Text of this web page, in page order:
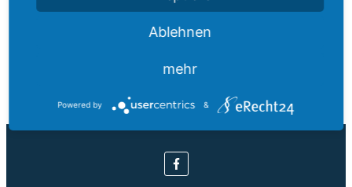
Ablehnen
mehr
Powered by &